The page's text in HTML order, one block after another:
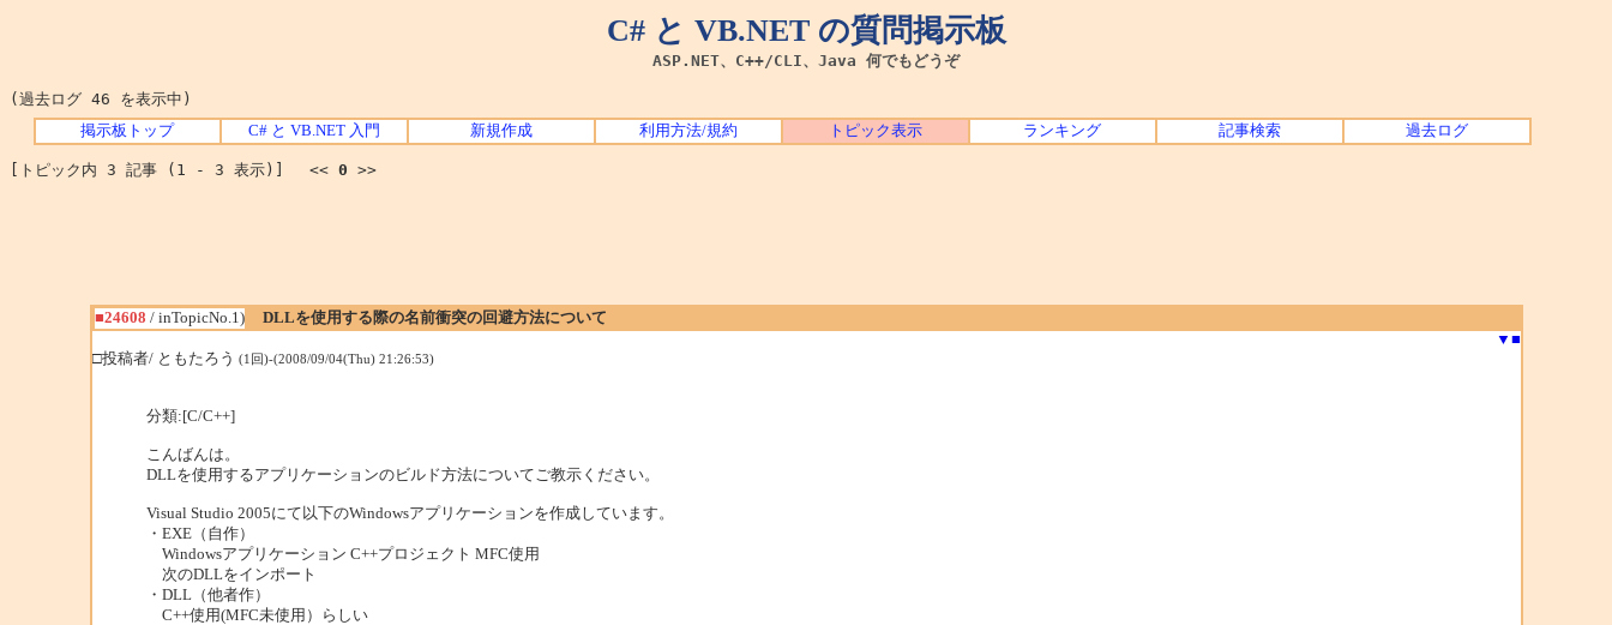
C# と VB.NET の質問掲示板
ASP.NET、C++/CLI、Java 何でもどうぞ
(過去ログ 46 を表示中)
掲示板トップ C# と VB.NET 入門 新規作成 利用方法/規約 トピック表示 ランキング 記事検索 過去ログ
[トピック内 3 記事 (1 - 3 表示)] << 0 >>
■24608 / inTopicNo.1)
DLLを使用する際の名前衝突の回避方法について
▼ ■
□投稿者/ ともたろう (1回)-(2008/09/04(Thu) 21:26:53)
分類:[C/C++]
こんばんは。
DLLを使用するアプリケーションのビルド方法についてご教示ください。
Visual Studio 2005にて以下のWindowsアプリケーションを作成しています。
・EXE（自作）
Windowsアプリケーション C++プロジェクト MFC使用
次のDLLをインポート
・DLL（他者作）
C++使用(MFC未使用）らしい